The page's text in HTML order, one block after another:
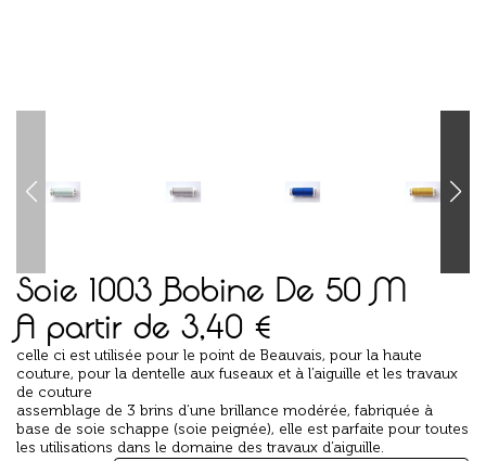
Soie 1003 Bobine De 50 M
A partir de 3,40 €
celle ci est utilisée pour le point de Beauvais, pour la haute
couture, pour la dentelle aux fuseaux et à l’aiguille et les travaux
de couture
assemblage de 3 brins d’une brillance modérée, fabriquée à
base de soie schappe (soie peignée), elle est parfaite pour toutes
les utilisations dans le domaine des travaux d’aiguille.